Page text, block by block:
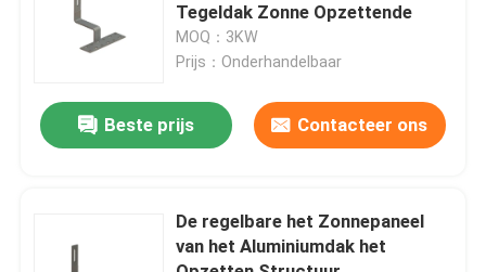
Kwaliteitscontrole
Contacteer ons
zonnepv die systemen opzetten
Tegeldak Zonne Opzettende
MOQ：3KW
Prijs：Onderhandelbaar
Beste prijs Contacteer ons
De regelbare het Zonnepaneel
van het Aluminiumdak het